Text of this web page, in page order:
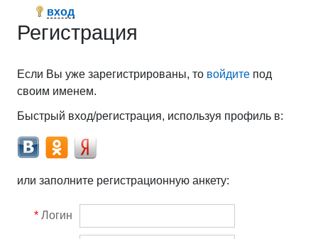
вход
Регистрация
Если Вы уже зарегистрированы, то войдите под
своим именем.
Быстрый вход/регистрация, используя профиль в:
или заполните регистрационную анкету:
* Логин